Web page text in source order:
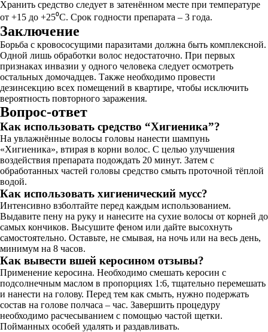
Хранить средство следует в затенённом месте при температуре
от +15 до +25⁰С. Срок годности препарата – 3 года.
Заключение
Борьба с кровососущими паразитами должна быть комплексной.
Одной лишь обработки волос недостаточно. При первых
признаках инвазии у одного человека следует осмотреть
остальных домочадцев. Также необходимо провести
дезинсекцию всех помещений в квартире, чтобы исключить
вероятность повторного заражения.
Вопрос-ответ
Как использовать средство “Хигиеника”?
На увлажнённые волосы головы нанести шампунь
«Хигиеника», втирая в корни волос. С целью улучшения
воздействия препарата подождать 20 минут. Затем с
обработанных частей головы средство смыть проточной тёплой
водой.
Как использовать хигиенический мусс?
Интенсивно взболтайте перед каждым использованием.
Выдавите пену на руку и нанесите на сухие волосы от корней до
самых кончиков. Высушите феном или дайте высохнуть
самостоятельно. Оставьте, не смывая, на ночь или на весь день,
минимум на 8 часов.
Как вывести вшей керосином отзывы?
Применение керосина. Необходимо смешать керосин с
подсолнечным маслом в пропорциях 1:6, тщательно перемешать
и нанести на голову. Перед тем как смыть, нужно подержать
состав на голове полчаса – час. Завершить процедуру
необходимо расчесыванием с помощью частой щетки.
Пойманных особей удалять и раздавливать.